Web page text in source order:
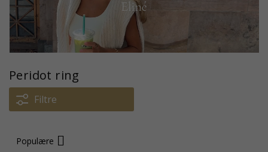
Peridot ring
Filtre
Populære